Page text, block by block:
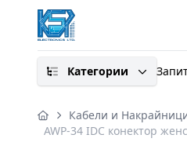
Категории
Кабели и
AWP-34 IDC конектор